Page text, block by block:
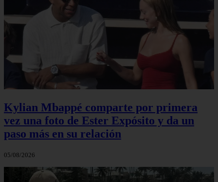
Kylian Mbappé comparte por primera
vez una foto de Ester Expósito y da un
paso más en su relación
05/08/2026